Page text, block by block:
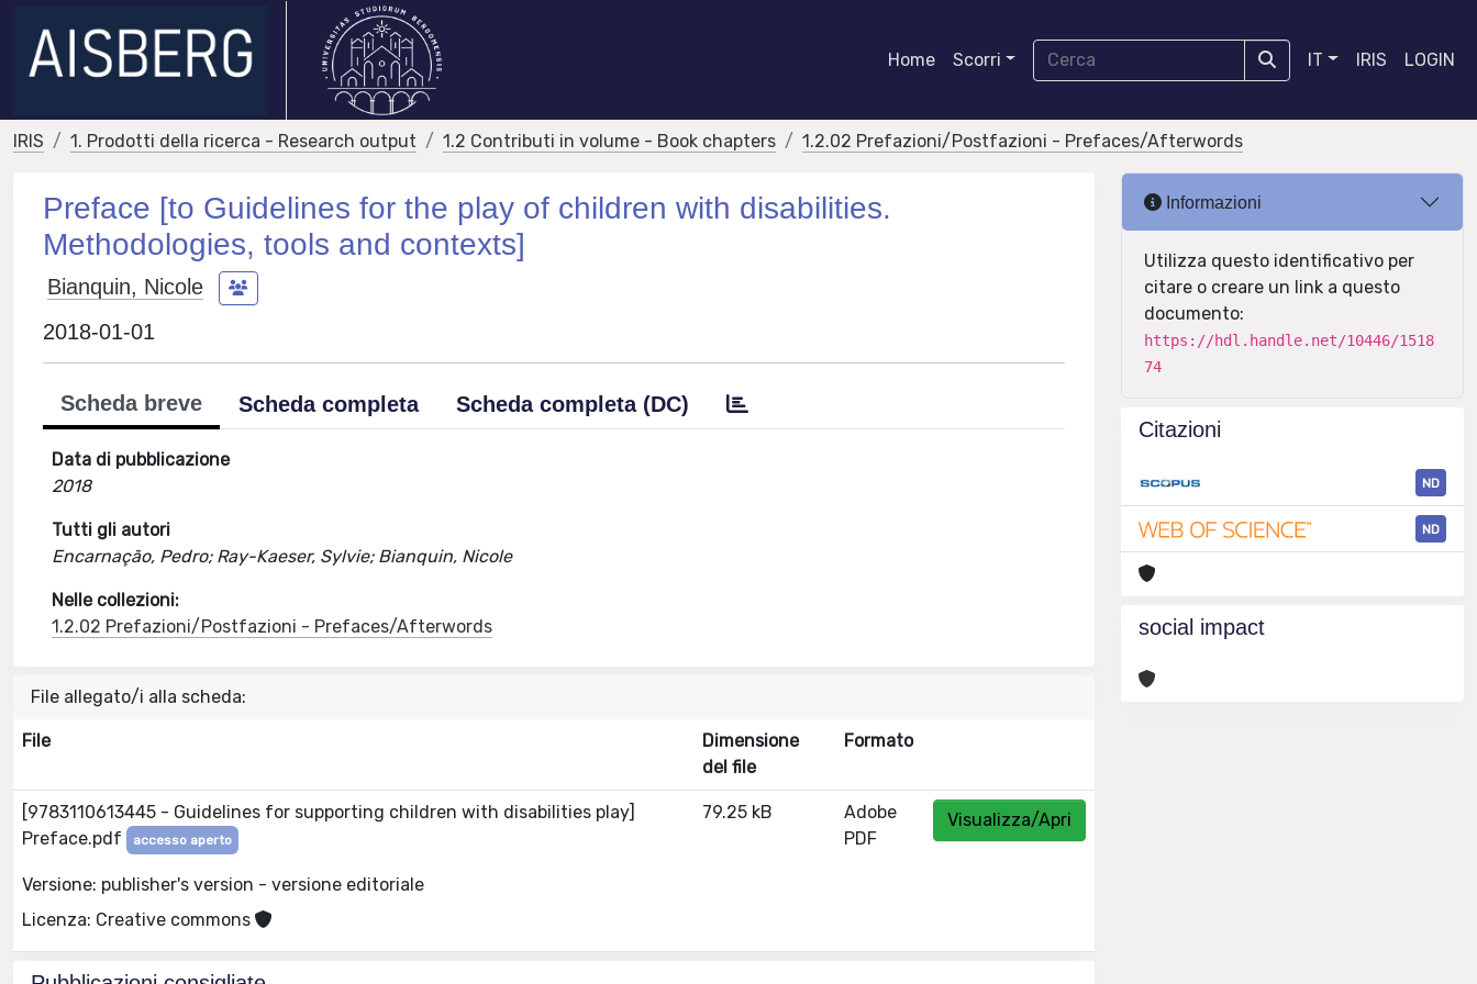
Home Scorri IT IRIS LOGIN
IRIS 1. Prodotti della ricerca - Research output 1.2 Contributi in volume - Book chapters 1.2.02 Prefazioni/Postfazioni - Prefaces/Afterwords
Preface [to Guidelines for the play of children with disabilities.
Methodologies, tools and contexts]
Bianquin, Nicole
2018-01-01
Scheda breve Scheda completa Scheda completa (DC)
Data di pubblicazione
2018
Tutti gli autori
Encarnação, Pedro; Ray-Kaeser, Sylvie; Bianquin, Nicole
Nelle collezioni:
1.2.02 Prefazioni/Postfazioni - Prefaces/Afterwords
File allegato/i alla scheda:
File
Dimensione
del file
Formato
[9783110613445 - Guidelines for supporting children with disabilities play]
Preface.pdf
accesso aperto
Versione: publisher's version - versione editoriale
Licenza: Creative commons
79.25 kB
Adobe
PDF
Visualizza/Apri
Informazioni
Utilizza questo identificativo per
citare o creare un link a questo
documento:
https://hdl.handle.net/10446/1518
74
Citazioni
ND
ND
social impact